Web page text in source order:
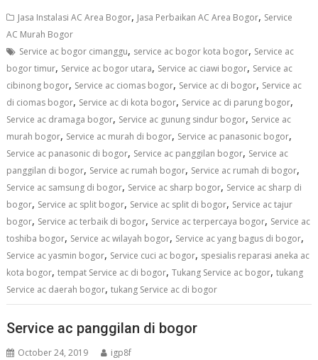
Jasa Instalasi AC Area Bogor, Jasa Perbaikan AC Area Bogor, Service
AC Murah Bogor
Service ac bogor cimanggu, service ac bogor kota bogor, Service ac
bogor timur, Service ac bogor utara, Service ac ciawi bogor, Service ac
cibinong bogor, Service ac ciomas bogor, Service ac di bogor, Service ac
di ciomas bogor, Service ac di kota bogor, Service ac di parung bogor,
Service ac dramaga bogor, Service ac gunung sindur bogor, Service ac
murah bogor, Service ac murah di bogor, Service ac panasonic bogor,
Service ac panasonic di bogor, Service ac panggilan bogor, Service ac
panggilan di bogor, Service ac rumah bogor, Service ac rumah di bogor,
Service ac samsung di bogor, Service ac sharp bogor, Service ac sharp di
bogor, Service ac split bogor, Service ac split di bogor, Service ac tajur
bogor, Service ac terbaik di bogor, Service ac terpercaya bogor, Service ac
toshiba bogor, Service ac wilayah bogor, Service ac yang bagus di bogor,
Service ac yasmin bogor, Service cuci ac bogor, spesialis reparasi aneka ac
kota bogor,tempat Service ac di bogor,Tukang Service ac bogor,tukang
Service ac daerah bogor,tukang Service ac di bogor
Service ac panggilan di bogor
October 24, 2019 igp8f